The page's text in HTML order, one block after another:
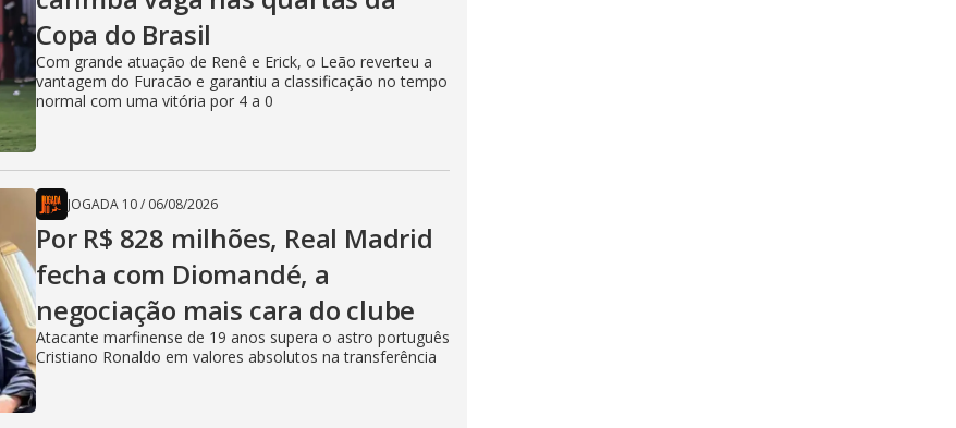
Copa do Brasil
Com grande atuação de Renê e Erick, o Leão reverteu a
vantagem do Furacão e garantiu a classificação no tempo
normal com uma vitória por 4 a 0
JOGADA 10/ 06/08/2026
Por R$ 828 milhões, Real Madrid
fecha com Diomandé, a
negociação mais cara do clube
Atacante marfinense de 19 anos supera o astro português
Cristiano Ronaldo em valores absolutos na transferência